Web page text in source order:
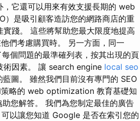
它還可以用來有效支援長期的 web
是吸引顧客造訪您的網路商店的重
踐。 這些將幫助您最大限度地提高
們考慮購買時。 另一方面，同一
個問題的最準確列表，按其出現的頁
術因素。 讓 search engine local seo
圖。 雖然我們目前沒有專門的 SEO
策略的 web optimization 教育基礎知
您解答。 我們為您制定最佳的廣告
以讓您知道 Google 是否在索引您的